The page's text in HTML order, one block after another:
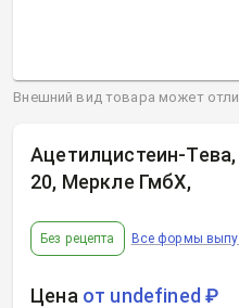
Ацетилцистеин-
20, Меркле ГмбХ,
Без рецепта Все формы
Цена от undefined ₽
Внешний вид товара может